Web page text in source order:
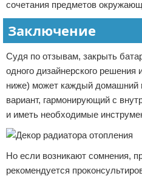
сочетания предметов
Заключение
Судя по отзывам, закрыть
одного дизайнерского решения
ниже) может каждый домашний
вариант, гармонирующий с
и иметь необходимые
Но если возникают сомнения,
рекомендуется